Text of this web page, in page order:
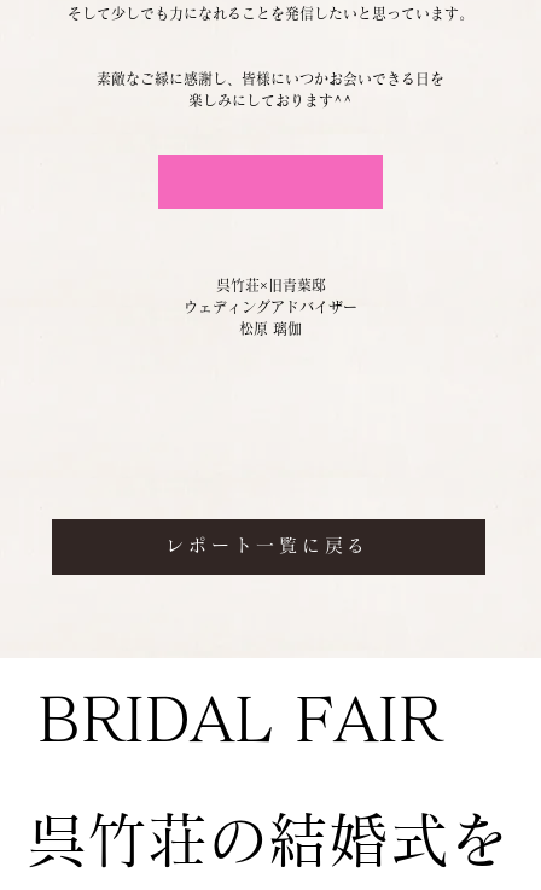
そして少しでも力になれることを発信したいと思っています。
素敵なご縁に感謝し、皆様にいつかお会いできる日を
楽しみにしております^^
呉竹荘×旧青葉邸
ウェディングアドバイザー
松原 璃伽
レポート一覧に戻る
BRIDAL FAIR
​呉竹荘の結婚式を